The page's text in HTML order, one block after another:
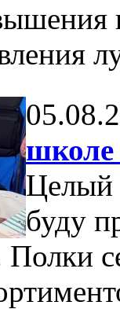
школе
Целый
буду